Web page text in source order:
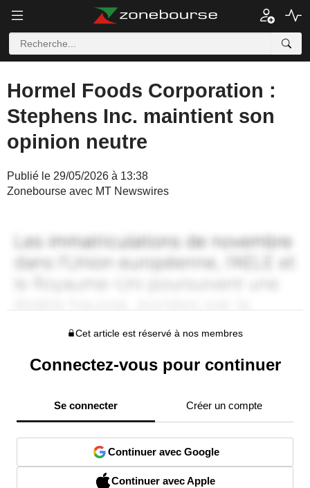
Hormel Foods Corporation :
Stephens Inc. maintient son
opinion neutre
Publié le 29/05/2026 à 13:38
Zonebourse avec MT Newswires
Cet article est réservé à nos membres
Connectez-vous pour continuer
Se connecter Créer un compte
Continuer avec Google
Continuer avec Apple